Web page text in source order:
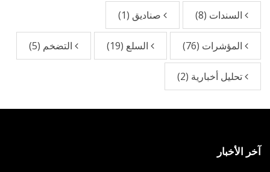
السندات (8) صناديق (1)
المؤشرات (76) السلع (19) التضخم (5)
تحليل أخبارية (2)
آخر الأخبار